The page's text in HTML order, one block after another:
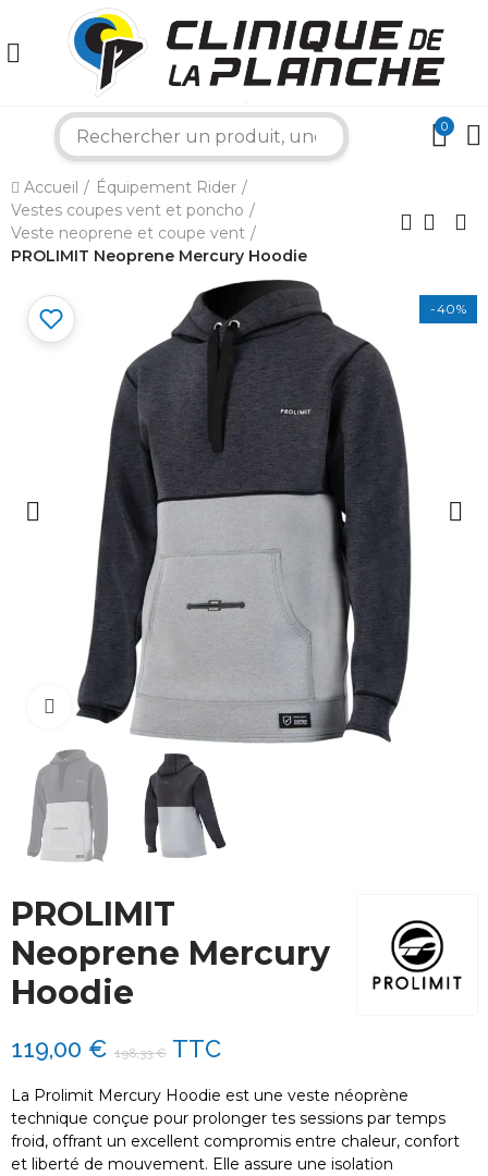
0
Accueil
Équipement Rider
Vestes coupes vent et poncho
Veste neoprene et coupe vent
PROLIMIT Neoprene Mercury Hoodie
-40%
Cliquez pour agrandir
PROLIMIT
Neoprene Mercury
Hoodie
119,00 € 198,33 € TTC
La Prolimit Mercury Hoodie est une veste néoprène
technique conçue pour prolonger tes sessions par temps
froid, offrant un excellent compromis entre chaleur, confort
et liberté de mouvement. Elle assure une isolation
×
Bonjour ! Je suis votre expert nautique.
Comment puis-je vous aider aujourd'hui ?